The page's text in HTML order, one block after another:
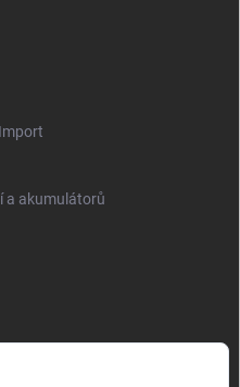
a akumulátorů